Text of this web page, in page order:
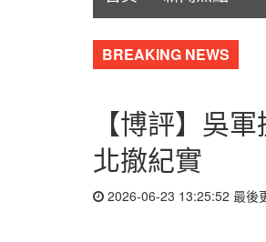
BREAKING NEWS
【博評】吳
北撤紀實
2026-06-23 13:25:52 最後